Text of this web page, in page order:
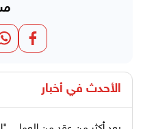
الأحدث في أخبار